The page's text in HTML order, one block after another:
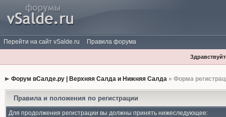
Перейти на сайт vSalde.ru Правила форума
Форум вСалде.ру | Верхняя Салда и Нижняя Салда» Форма
Правила и положения по регистрации
Для продолжения регистрации вы должны принять нижеследующее: